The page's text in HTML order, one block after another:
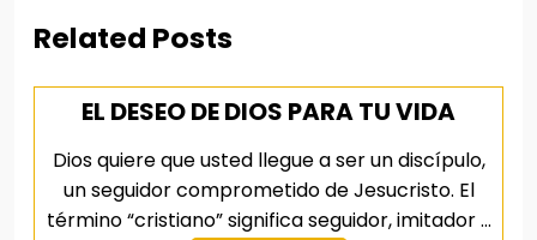
Related Posts
EL DESEO DE DIOS PARA TU VIDA
Dios quiere que usted llegue a ser un discípulo,
un seguidor comprometido de Jesucristo. El
término “cristiano” significa seguidor, imitador ...